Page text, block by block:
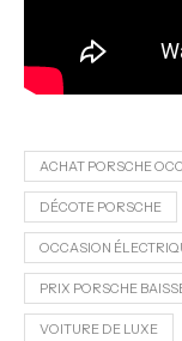
ACHAT PORSCHE
DÉCOTE PORSCHE
OCCASION
PRIX PORSCHE
VOITURE DE LUXE